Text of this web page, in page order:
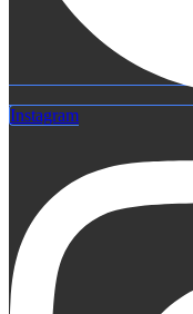
Instagram